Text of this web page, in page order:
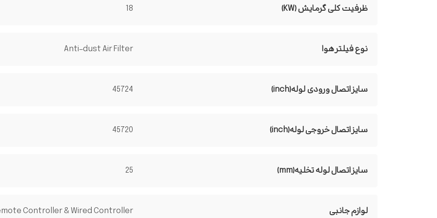
ظرفیت کلی گرمایش (KW) 18
نوع فیلتر هوا Anti-dust Air Filter
سایز اتصال ورودی لوله(inch) 45724
سایز اتصال خروجی لوله(inch) 45720
سایز اتصال لوله تخلیه(mm) 25
لوازم جانبی Controller & Wired Controller